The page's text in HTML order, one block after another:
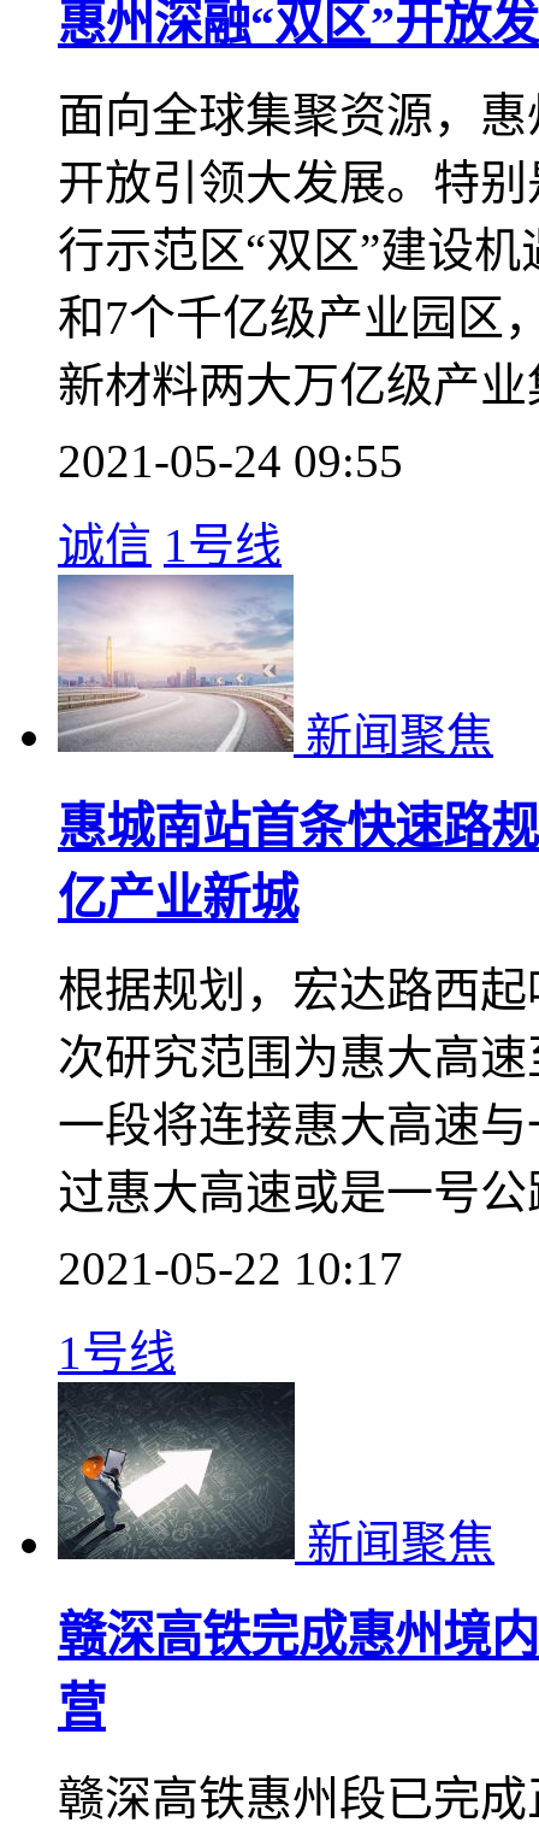
1号线
新闻聚焦
惠州深融“双区”开放
面向全球集聚资源，
开放引领大发展。特
行示范区“双区”建设
和7个千亿级产业园区
新材料两大万亿级产
2021-05-24 09:55
诚信 1号线
新闻聚焦
惠城南站首条快速路
亿产业新城
根据规划，宏达路西
次研究范围为惠大高
一段将连接惠大高速
过惠大高速或是一号
2021-05-22 10:17
1号线
新闻聚焦